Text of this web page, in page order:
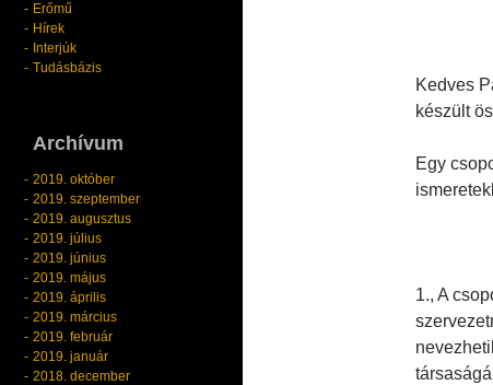
Kedves
készült
Egy
1., A
Erőmű
Hírek
Interjúk
Tudásbázis
Archívum
2019. október
2019. szeptember
2019. augusztus
2019. július
2019. június
2019. május
2019. április
2019. március
2019. február
2019. január
2018. december